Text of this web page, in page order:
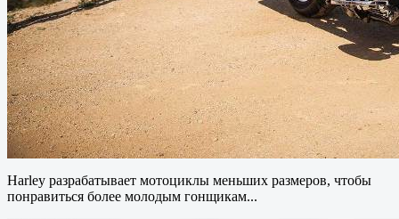
Harley разрабатывает мотоциклы меньших размеров, чтобы
понравиться более молодым гонщикам...